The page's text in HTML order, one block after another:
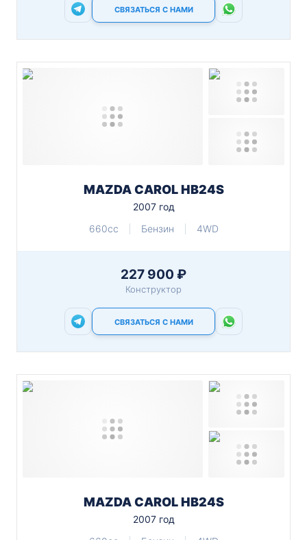
СВЯЗАТЬСЯ С НАМИ
MAZDA CAROL HB24S
2007 год
660cc
Бензин 4WD
227 900 ₽
Конструктор
СВЯЗАТЬСЯ С НАМИ
MAZDA CAROL HB24S
2007 год